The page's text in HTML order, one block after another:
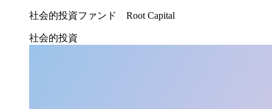
社会的投資ファンド Root Capital
社会的投資